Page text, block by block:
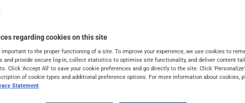
du système nerveux (psychose). On l'emploie aussi pour
jours.
possible que votre pharmacien vous ait indiqué un horaire
pas plus, ni plus souvent qu'indiqué.
regarding cookies on this site
important to the proper functioning of a site. To improve your experience, we use cookies to
and provide secure log-in, collect statistics to optimise site functionality, and deliver content
Click 'Accept All' to save your cookie preferences and go directly to the site. Click
of cookie types and additional preference options. For more information about cookies,
Statement